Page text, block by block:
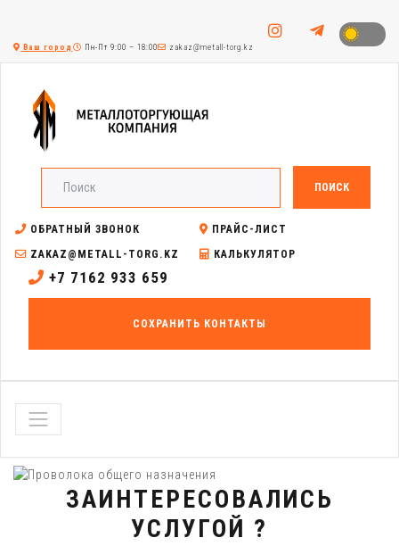
Ваш город Пн-Пт 9:00 – 18:00 zakaz@metall-torg.kz
ПОИСК
ОБРАТНЫЙ ЗВОНОК
ПРАЙС-ЛИСТ
ZAKAZ@METALL-TORG.KZ
КАЛЬКУЛЯТОР
+7 7162 933 659
СОХРАНИТЬ КОНТАКТЫ
ЗАИНТЕРЕСОВАЛИСЬ
УСЛУГОЙ ?